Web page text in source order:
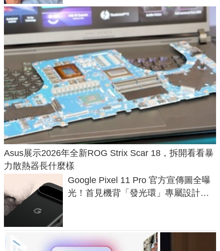
Asus展示2026年全新ROG Strix Scar 18，拆開看看暴
力散熱器長什麼樣
Google Pixel 11 Pro 官方宣傳圖全曝
光！首見機背「發光環」專屬設計、